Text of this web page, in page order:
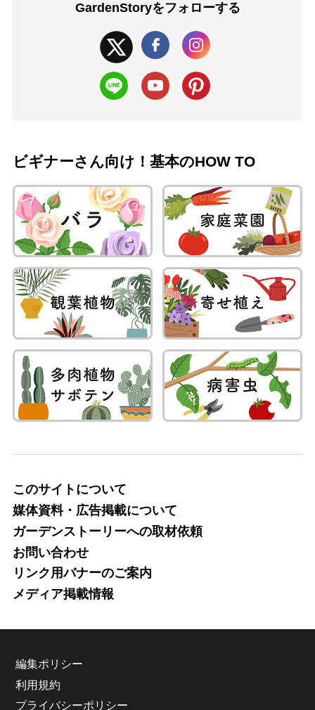
GardenStoryをフォローする
ビギナーさん向け！基本のHOW TO
このサイトについて
媒体資料・広告掲載について
ガーデンストーリーへの取材依頼
お問い合わせ
リンク用バナーのご案内
メディア掲載情報
編集ポリシー
利用規約
プライバシーポリシー